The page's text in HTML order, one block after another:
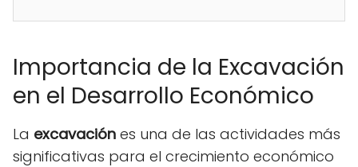
Importancia de la Excavación
en el Desarrollo Económico
La excavación es una de las actividades más
significativas para el crecimiento económico